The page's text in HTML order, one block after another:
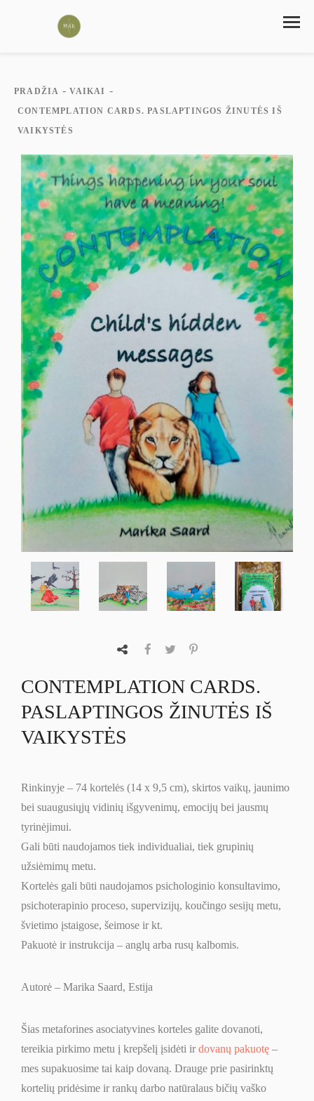
PRADŽIA - VAIKAI -
CONTEMPLATION CARDS. PASLAPTINGOS ŽINUTĖS IŠ
VAIKYSTĖS
CONTEMPLATION CARDS.
PASLAPTINGOS ŽINUTĖS IŠ
VAIKYSTĖS
Rinkinyje – 74 kortelės (14 x 9,5 cm), skirtos vaikų, jaunimo
bei suaugusiųjų vidinių išgyvenimų, emocijų bei jausmų
tyrinėjimui.
Gali būti naudojamos tiek individualiai, tiek grupinių
užsiėmimų metu.
Kortelės gali būti naudojamos psichologinio konsultavimo,
psichoterapinio proceso, supervizijų, koučingo sesijų metu,
švietimo įstaigose, šeimose ir kt.
Pakuotė ir instrukcija – anglų arba rusų kalbomis.
Autorė – Marika Saard, Estija
Šias metaforines asociatyvines korteles galite dovanoti,
tereikia pirkimo metu į krepšelį įsidėti irdovanų pakuotę –
mes supakuosime tai kaip dovaną. Drauge prie pasirinktų
kortelių pridėsime ir rankų darbo natūralaus bičių vaško